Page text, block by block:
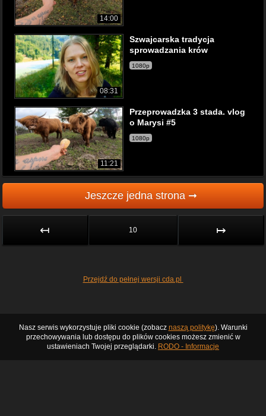
14:00
08:31
Szwajcarska tradycja
sprowadzania krów
1080p
11:21
Przeprowadzka 3 stada. vlog
o Marysi #5
1080p
Jeszcze jedna strona ➞
↤ 10 ↦
Przejdź do pełnej wersji cda.pl
Nasz serwis wykorzystuje pliki cookie (zobacz naszą politykę). Warunki
przechowywania lub dostępu do plików cookies możesz zmienić w
ustawieniach Twojej przeglądarki. RODO - Informacje